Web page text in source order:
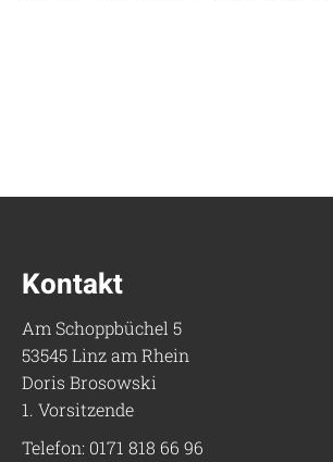
Kontakt
Am Schoppbüchel 5
53545 Linz am Rhein
Doris Brosowski
1. Vorsitzende
Telefon: 0171 818 66 96